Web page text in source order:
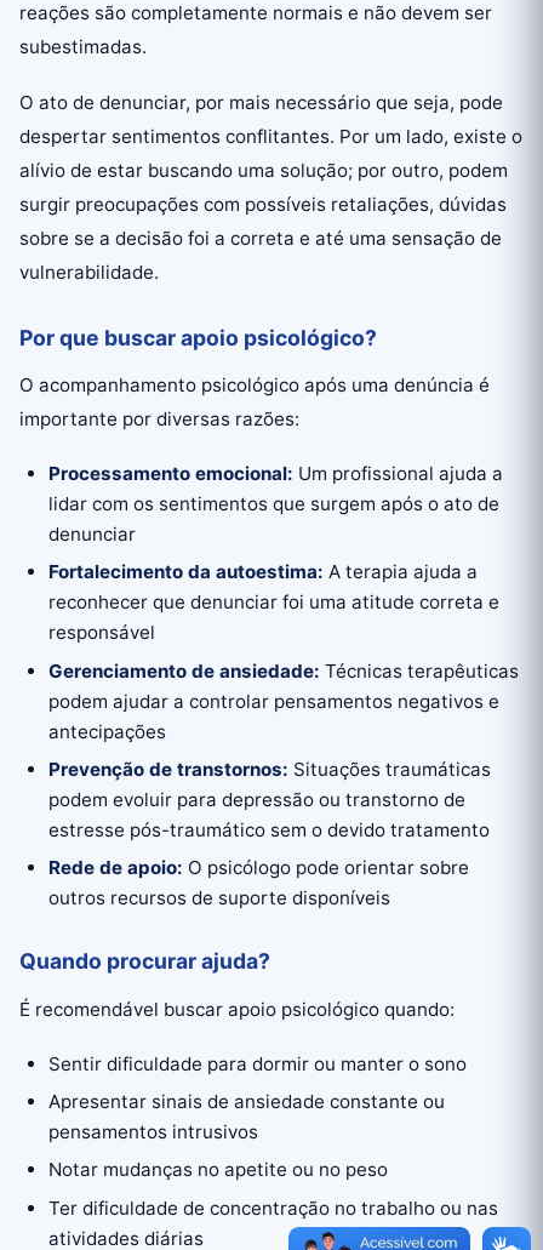
reações são completamente normais e não devem ser
subestimadas.
O ato de denunciar, por mais necessário que seja, pode
despertar sentimentos conflitantes. Por um lado, existe o
alívio de estar buscando uma solução; por outro, podem
surgir preocupações com possíveis retaliações, dúvidas
sobre se a decisão foi a correta e até uma sensação de
vulnerabilidade.
Por que buscar apoio psicológico?
O acompanhamento psicológico após uma denúncia é
importante por diversas razões:
Processamento emocional: Um profissional ajuda a
lidar com os sentimentos que surgem após o ato de
denunciar
Fortalecimento da autoestima: A terapia ajuda a
reconhecer que denunciar foi uma atitude correta e
responsável
Gerenciamento de ansiedade: Técnicas terapêuticas
podem ajudar a controlar pensamentos negativos e
antecipações
Prevenção de transtornos: Situações traumáticas
podem evoluir para depressão ou transtorno de
estresse pós-traumático sem o devido tratamento
Rede de apoio: O psicólogo pode orientar sobre
outros recursos de suporte disponíveis
Quando procurar ajuda?
É recomendável buscar apoio psicológico quando:
Sentir dificuldade para dormir ou manter o sono
Apresentar sinais de ansiedade constante ou
pensamentos intrusivos
Notar mudanças no apetite ou no peso
Ter dificuldade de concentração no trabalho ou nas
atividades diárias